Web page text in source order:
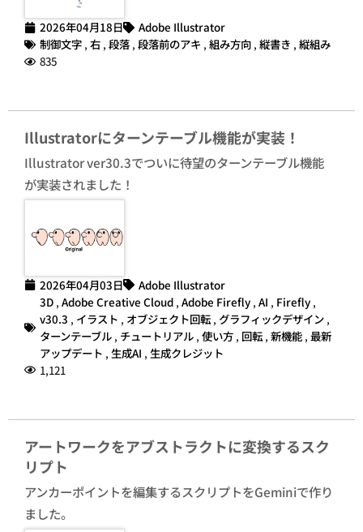
2026年04月18日
Adobe Illustrator
制御文字 , 右 , 段落 , 段落前のアキ , 組み方向 , 縦書き , 縦組み
835
Illustratorにターンテーブル機能が実装！
Illustrator ver30.3でついに待望のターンテーブル機能
が実装されました！
2026年04月03日
Adobe Illustrator
3D , Adobe Creative Cloud , Adobe Firefly , AI , Firefly ,
v30.3 , イラスト , オブジェクト回転 , グラフィックデザイン ,
ターンテーブル , チュートリアル , 使い方 , 回転 , 新機能 , 最新
アップデート , 生成AI , 生成クレジット
1,121
アートワークをアブストラクトに変換するスク
リプト
アンカーポイントを編集するスクリプトをGeminiで作り
ました。